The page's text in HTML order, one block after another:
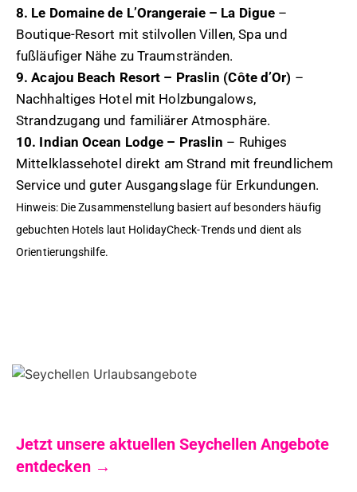
8. Le Domaine de L’Orangeraie – La Digue –
Boutique-Resort mit stilvollen Villen, Spa und
fußläufiger Nähe zu Traumstränden.
9. Acajou Beach Resort – Praslin (Côte d’Or) –
Nachhaltiges Hotel mit Holzbungalows,
Strandzugang und familiärer Atmosphäre.
10. Indian Ocean Lodge – Praslin – Ruhiges
Mittelklassehotel direkt am Strand mit freundlichem
Service und guter Ausgangslage für Erkundungen.
Hinweis: Die Zusammenstellung basiert auf besonders häufig
gebuchten Hotels laut HolidayCheck-Trends und dient als
Orientierungshilfe.
Jetzt unsere aktuellen Seychellen Angebote
entdecken →